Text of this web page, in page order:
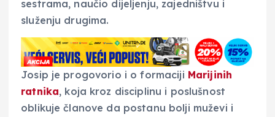
sestrama, naučio dijeljenju, zajedništvu i
služenju drugima.
Josip je progovorio i o formaciji Marijinih
ratnika, koja kroz disciplinu i poslušnost
oblikuje članove da postanu bolji muževi i